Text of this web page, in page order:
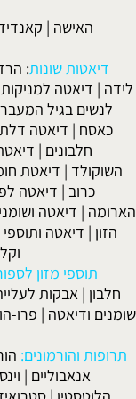
האישה |
דיאטות שונות:
לידה | דיאטה למניקות
לנשים בגיל המעבר
כאסח | דיאטה
חלבונים |
השוקולד | דיאטת
כרוב | דיאטה
הארומה | דיאטה
הזון | דיאטה ותוספי
תוספי מזון
חלבון |אבקות
שומנים ודיאטה | פרו-
תרופות והורמונים:
אנאבוליים |